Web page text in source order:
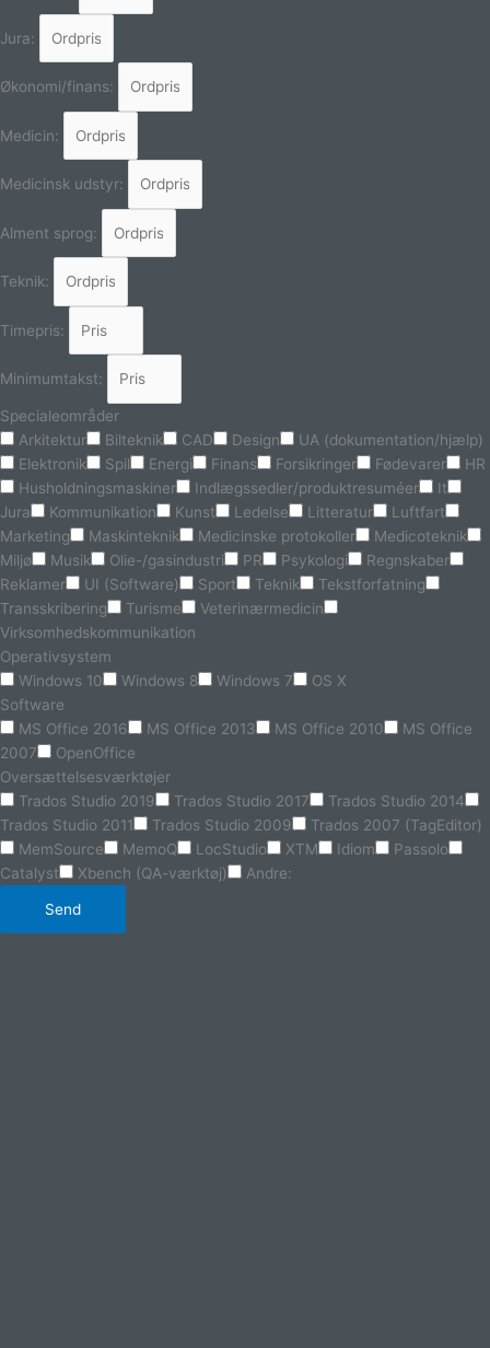
Jura:
Økonomi/finans:
Medicin:
Medicinsk udstyr:
Alment sprog:
Teknik:
Timepris:
Minimumtakst:
Specialeområder
Arkitektur
Bilteknik CAD Design
UA (dokumentation/hjælp)
Elektronik
Spil Energi Finans Forsikringer Fødevarer
HR
Husholdningsmaskiner
Indlægssedler/produktresuméer
It
Jura
Kommunikation Kunst Ledelse Litteratur
Luftfart
Marketing
Maskinteknik Medicinske protokoller
Medicoteknik
Miljø
Musik Olie-/gasindustri PR Psykologi
Regnskaber
Reklamer
UI (Software) Sport Teknik
Tekstforfatning
Transskribering
Turisme
Veterinærmedicin
Virksomhedskommunikation
Operativsystem
Windows 10
Windows 8 Windows 7
OS X
Software
MS Office 2016
MS Office 2013 MS Office 2010
MS Office
2007
OpenOffice
Oversættelsesværktøjer
Trados Studio 2019
Trados Studio 2017
Trados Studio 2014
Trados Studio 2011
Trados Studio 2009
Trados 2007 (TagEditor)
MemSource
MemoQ LocStudio XTM Idiom
Passolo
Catalyst
Xbench (QA-værktøj) Andre:
Send